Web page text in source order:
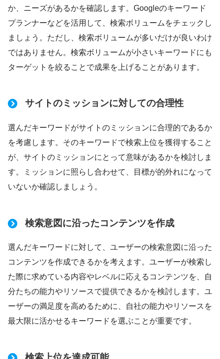
か、ニーズがあるかを確認します。Googleのキーワード
プランナーなどを活用して、検索ボリュームをチェックし
ましょう。ただし、検索ボリュームが多いだけが良いわけ
ではありません。検索ボリュームが小さいキーワードにも
ターゲットを絞ることで成果を上げることがあります。
サイトのミッションに対しての合理性
選んだキーワードがサイトのミッションに合理的であるか
を考慮します。そのキーワードで検索上位を獲得すること
が、サイトのミッションにとって意味があるかを検討しま
す。ミッションに照らし合わせて、目標が的外れになって
いないか確認しましょう。
検索意図に沿ったコンテンツを作成
選んだキーワードに対して、ユーザーの検索意図に沿った
コンテンツを作成できるかを考えます。ユーザーが検索し
た際に求めている内容やレベルに応えるコンテンツを、自
分たちの能力やリソースで提供できるかを検討します。ユ
ーザーの満足度を高めるために、自社の能力やリソースを
最大限に活かせるキーワードを選ぶことが重要です。